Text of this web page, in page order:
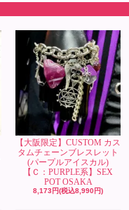
【大阪限定】CUSTOM カス
タムチェーンブレスレット
(パープルアイスカル)
【Ｃ：PURPLE系】SEX
POT OSAKA
8,173円(税込8,990円)